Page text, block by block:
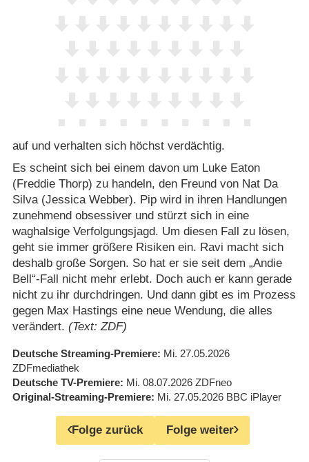
auf und verhalten sich höchst verdächtig.
Es scheint sich bei einem davon um Luke Eaton
(Freddie Thorp) zu handeln, den Freund von Nat Da
Silva (Jessica Webber). Pip wird in ihren Handlungen
zunehmend obsessiver und stürzt sich in eine
waghalsige Verfolgungsjagd. Um diesen Fall zu lösen,
geht sie immer größere Risiken ein. Ravi macht sich
deshalb große Sorgen. So hat er sie seit dem „Andie
Bell“-Fall nicht mehr erlebt. Doch auch er kann gerade
nicht zu ihr durchdringen. Und dann gibt es im Prozess
gegen Max Hastings eine neue Wendung, die alles
verändert. (Text: ZDF)
Deutsche Streaming-Premiere Mi. 27.05.2026
ZDFmediathek
Deutsche TV-Premiere Mi. 08.07.2026 ZDFneo
Original-Streaming-Premiere Mi. 27.05.2026 BBC iPlayer
Folge zurück Folge weiter